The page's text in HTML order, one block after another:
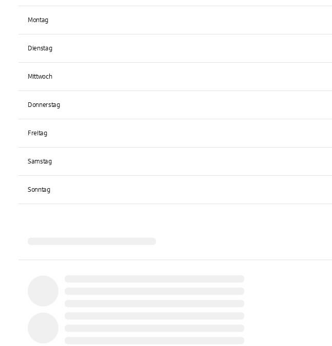
Montag
Dienstag
Mittwoch
Donnerstag
Freitag
Samstag
Sonntag